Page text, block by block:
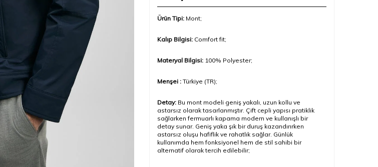
Ürün Tipi: Mont;
Kalıp Bilgisi: Comfort fit;
Materyal Bilgisi: 100% Polyester;
Menşei : Türkiye (TR);
Detay: Bu mont modeli geniş yakalı, uzun kollu ve
astarsız olarak tasarlanmıştır. Çift cepli yapısı pratiklik
sağlarken fermuarlı kapama modern ve kullanışlı bir
detay sunar. Geniş yaka şık bir duruş kazandırırken
astarsız oluşu hafiflik ve rahatlık sağlar. Günlük
kullanımda hem fonksiyonel hem de stil sahibi bir
alternatif olarak tercih edilebilir;